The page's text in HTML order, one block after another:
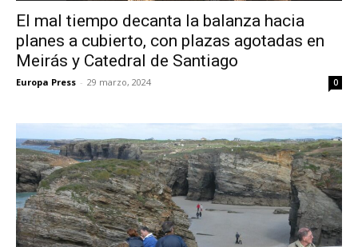
El mal tiempo decanta la balanza hacia
planes a cubierto, con plazas agotadas en
Meirás y Catedral de Santiago
Europa Press - 29 marzo, 2024 0